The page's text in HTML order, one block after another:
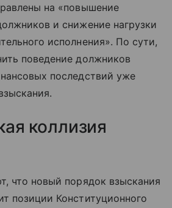
на «повышение
и снижение нагрузки
исполнения». По сути,
поведение должников
последствий уже
коллизия
что новый порядок взыскания
позиции Конституционного